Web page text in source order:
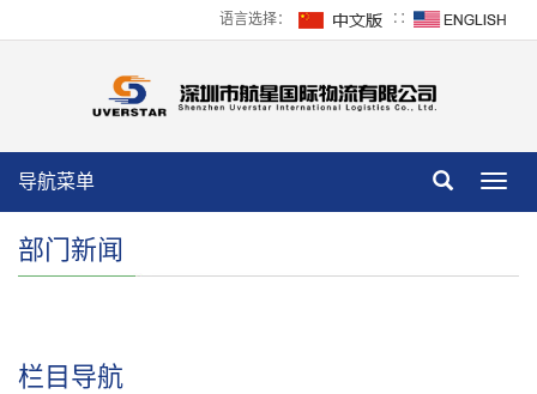
语言选择： ∷
导航菜单
部门新闻
栏目导航